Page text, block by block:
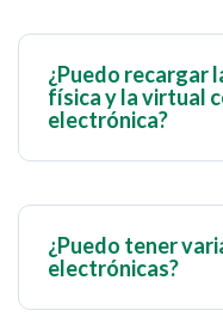
Débito y la Tarjeta
¿Puedo recargar
física y la virtual
electrónica?
prepagada que
como la virtual.
¿Puedo tener
electrónicas?